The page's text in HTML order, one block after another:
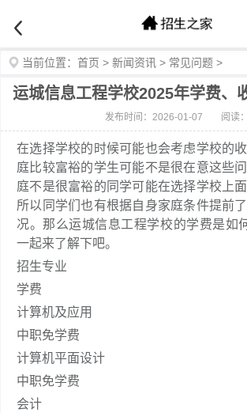
当前位置： 首页 > 新闻资讯 > 常见问题 >
运城信息工程学校2025年学费、
发布时间：2026-01-07 阅读：
在选择学校的时候可能也会考虑学校的
庭比较富裕的学生可能不是很在意这些
庭不是很富裕的同学可能在选择学校上面
所以同学们也有根据自身家庭条件提前
况。那么运城信息工程学校的学费是如
一起来了解下吧。
招生专业
学费
计算机及应用
中职免学费
计算机平面设计
中职免学费
会计